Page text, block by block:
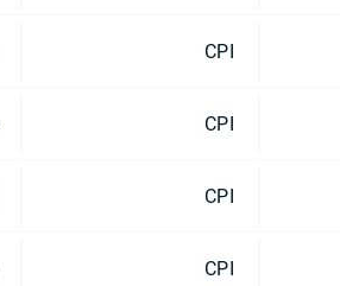
CPI
CPI
CPI
CPI